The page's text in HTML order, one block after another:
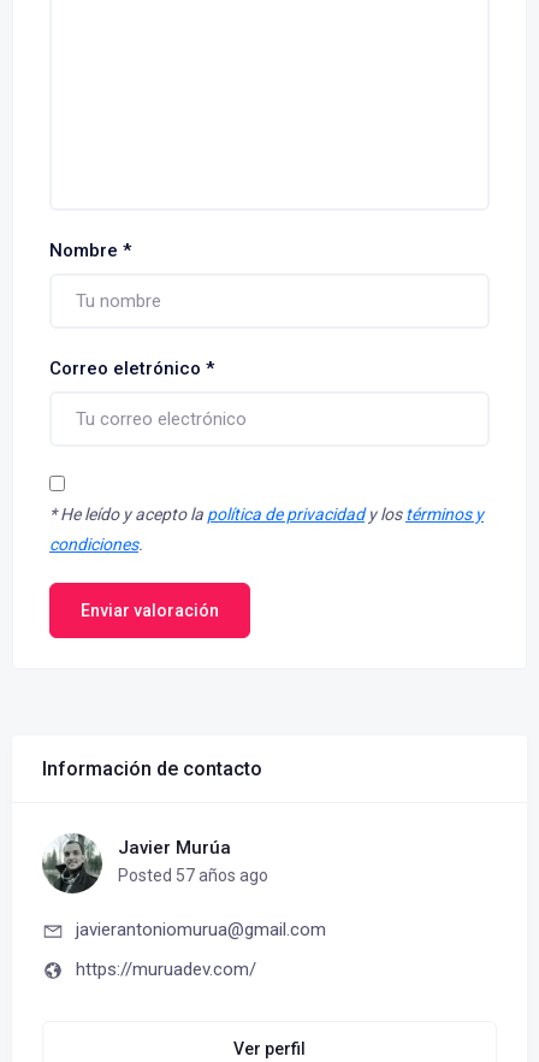
Nombre *
Correo eletrónico *
*He leído y acepto la política de privacidady lostérminos y
condiciones.
Enviar valoración
Información de contacto
Javier Murúa
Posted 57 años ago
javierantoniomurua@gmail.com
https://muruadev.com/
Ver perfil